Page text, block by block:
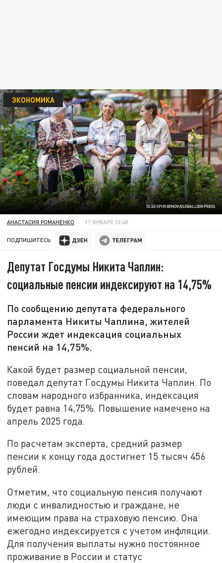
OLEG SPIRIDONOV/GLOBALLOOKPRESS
ЭКОНОМИКА
АНАСТАСИЯ РОМАНЕНКО 11 ЯНВАРЯ 13:48
ПОДПИШИТЕСЬ:
Депутат Госдумы Никита Чаплин:
социальные пенсии индексируют на 14,75%
По сообщению депутата федерального
парламента Никиты Чаплина, жителей
России ждет индексация социальных
пенсий на 14,75%.
Какой будет размер социальной пенсии,
поведал депутат Госдумы Никита Чаплин. По
словам народного избранника, индексация
будет равна 14,75%. Повышение намечено на
апрель 2025 года.
По расчетам эксперта, средний размер
пенсии к концу года достигнет 15 тысяч 456
рублей.
Отметим, что социальную пенсия получают
люди с инвалидностью и граждане, не
имеющим права на страховую пенсию. Она
ежегодно индексируется с учетом инфляции.
Для получения выплаты нужно постоянное
проживание в России и статус